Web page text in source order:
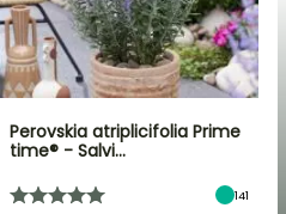
Perovskia atriplicifolia Prime
time® - Salvi…
141